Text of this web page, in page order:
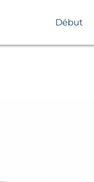
Début